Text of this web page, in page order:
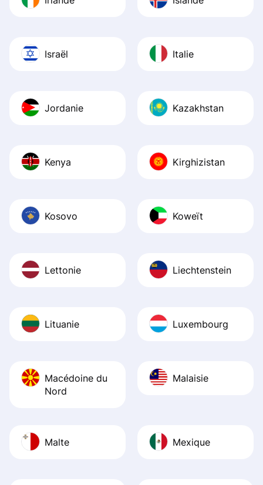
Israël Italie
Jordanie Kazakhstan
Kenya Kirghizistan
Kosovo Koweït
Lettonie Liechtenstein
Lituanie Luxembourg
Macédoine du
Nord
Malaisie
Malte Mexique